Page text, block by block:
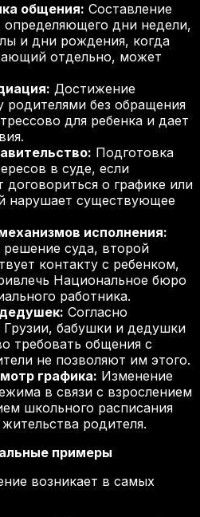
общения: Составление
определяющего дни недели,
и дни рождения, когда
отдельно, может
Достижение
родителями без обращения
для ребенка и дает
Подготовка
в суде, если
договориться о графике или
нарушает существующее
исполнения:
решение суда, второй
контакту с ребенком,
Национальное бюро
работника.
Согласно
Грузии, бабушки и дедушки
требовать общения с
не позволяют им этого.
графика: Изменение
в связи с взрослением
школьного расписания
родителя.
примеры
возникает в самых